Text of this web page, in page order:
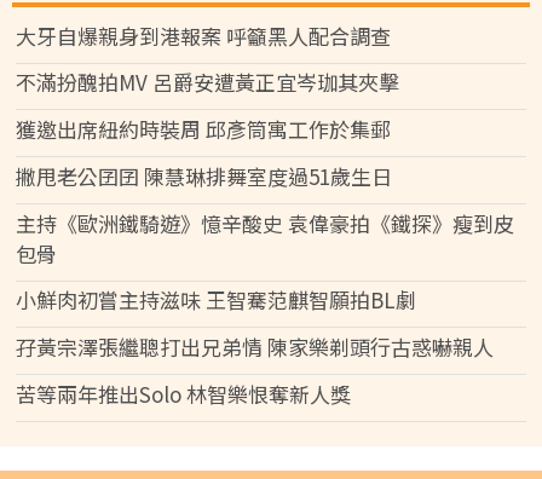
大牙自爆親身到港報案 呼籲黑人配合調查
不滿扮醜拍MV 呂爵安遭黃正宜岑珈其夾擊
獲邀出席紐約時裝周 邱彥筒寓工作於集郵
撇甩老公囝囝 陳慧琳排舞室度過51歲生日
主持《歐洲鐵騎遊》憶辛酸史 袁偉豪拍《鐵探》瘦到皮
包骨
小鮮肉初嘗主持滋味 王智騫范麒智願拍BL劇
孖黃宗澤張繼聰打出兄弟情 陳家樂剃頭行古惑嚇親人
苦等兩年推出Solo 林智樂恨奪新人獎